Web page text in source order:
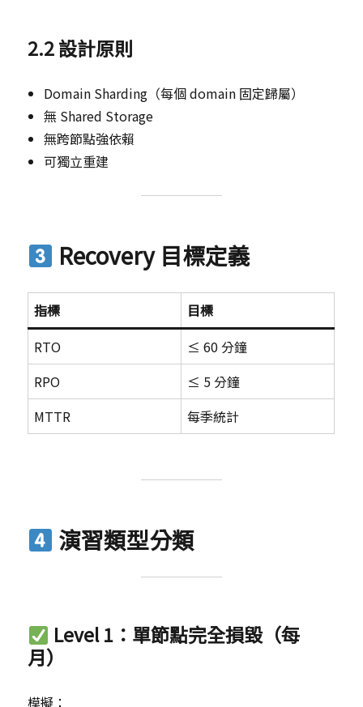
2.2 設計原則
Domain Sharding（每個 domain 固定歸屬）
無 Shared Storage
無跨節點強依賴
可獨立重建
Recovery 目標定義
指標
目標
RTO
≤ 60 分鐘
RPO
≤ 5 分鐘
MTTR
每季統計
演習類型分類
Level 1：單節點完全損毀（每
月）
模擬：